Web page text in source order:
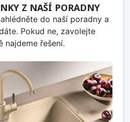
Z NAŠÍ PORADNY
do naší poradny a
Pokud ne, zavolejte
najdeme řešení.